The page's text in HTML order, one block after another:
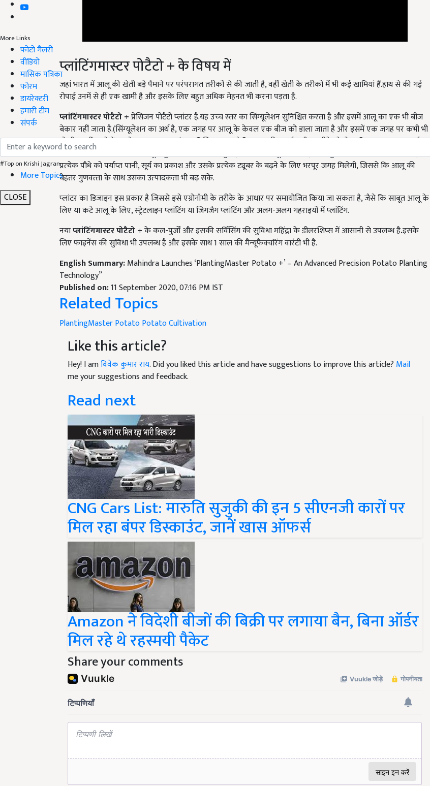
More Links
फोटो गैलरी
वीडियो
मासिक पत्रिका
फोरम
डायरेक्टरी
हमारी टीम
संपर्क
#Top on Krishi Jagran
More Topics
CLOSE
प्‍लांटिंगमास्‍टर पोटैटो + के विषय में
जहां भारत में आलू की खेती बड़े पैमाने पर परंपरागत तरीकों से की जाती है,
रोपाई उनमें से ही एक खामी है और इसके लिए बहुत अधिक मेहनत भी करना पड़ता है.
प्‍लांटिंगमास्‍टर पोटैटो
प्रेसिजन पोटैटो प्‍लांटर है.यह उच्‍च स्‍तर का सिंग्‍यूलेशन सुनिश्चित करता है और इसमें आलू का एक भी बीज
बेकार नहीं जाता है.(सिंग्‍यूलेशन का अर्थ है,एक जगह पर आलू के केवल एक बीज को डाला जाता है और इसमें एक जगह पर कभी भी
दो बीज नहीं पड़ते हैं).इसके अलावा,यह प्‍लांटर सुनिश्चित करता है कि आलू की बुवाई सटीक तरीके से हो,ताकि एक समान गहराई
और दो बीजों के बीच एकसमान दूरी सुनिश्चित की जा सके.बुवाई किये गये आलू से बनी मेड़ पर मिट्टी के संघनन का स्‍तर सही हो.इससे
प्रत्‍येक पौधे को पर्याप्‍त पानी,सूर्य का प्रकाश और उसके प्रत्‍येक ट्यूबर के बढ़ने के लिए भरपूर जगह मिलेगी,जिससे कि आलू की
बेहतर गुणवत्‍ता के साथ उसका उत्‍पादकता भी बढ़ सके.
प्‍लांटर का डिजाइन इस प्रकार है जिससे इसे एग्रोनॉमी के तरीके के आधार पर समायोजित किया जा सकता है,
लिए या कटे आलू के लिए,स्‍ट्रेटलाइन प्‍लांटिंग या जिगजैग प्‍लांटिंग और अलग-अलग गहराइयों में प्‍लांटिंग.
प्‍लांटिंगमास्‍टर पोटैटो +
लिए फाइनेंस की सुविधा भी उपलब्‍ध है और इसके साथ 1 साल की मैन्‍यूफैक्‍चरिंग वारंटी भी है.
English Summary:
Mahindra Launches ‘PlantingMaster Potato +’ – An Advanced Precision Potato Planting
Technology”
Published on:
Related Topics
PlantingMaster PotatoPotato Cultivation
Like this article?
Hey! I amविवेक कुमार राय. Did you liked this article and have suggestions to improve this article?
me your suggestions and feedback.
Read next
CNG Cars List: मारुति सुजुकी की इन 5 सीएनजी कारों पर
मिल रहा बंपर डिस्काउंट, जानें खास ऑफर्स
Amazon ने विदेशी बीजों की बिक्री पर लगाया बैन, बिना ऑर्डर
मिल रहे थे रहस्मयी पैकेट
Share your comments